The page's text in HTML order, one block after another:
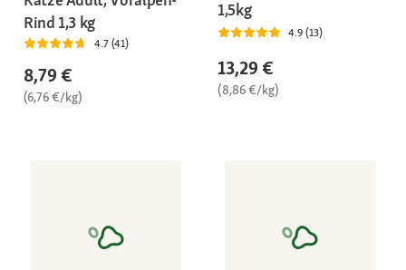
Rind 1,3 kg
4.7 (41)
8,79 €
(6,76 €/kg)
1,5kg
4.9 (13)
13,29 €
(8,86 €/kg)